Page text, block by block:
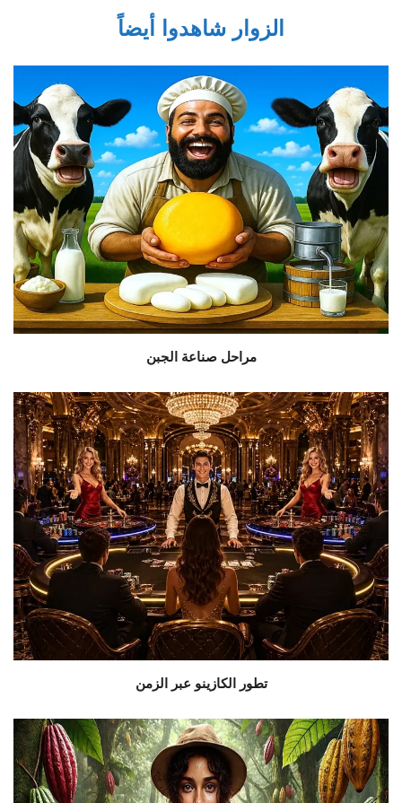
الزوار شاهدوا أيضاً
مراحل صناعة الجبن
تطور الكازينو عبر الزمن